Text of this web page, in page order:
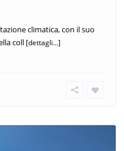
climatica, con il suo
coll [dettagli...]